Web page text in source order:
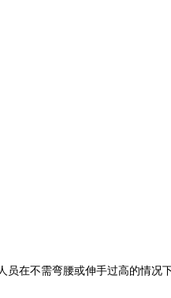
在不需弯腰或伸手过高的情况